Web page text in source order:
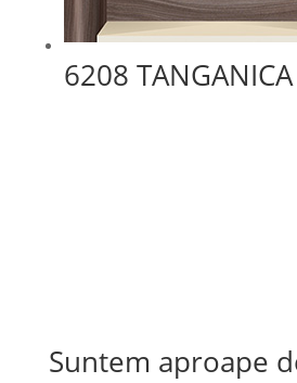
6208 TANGANICA
Suntem aproape